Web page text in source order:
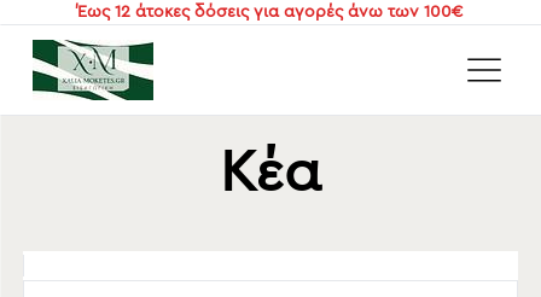
Έως 12 άτοκες δόσεις για αγορές άνω των 100€
Αρχική
Κέα